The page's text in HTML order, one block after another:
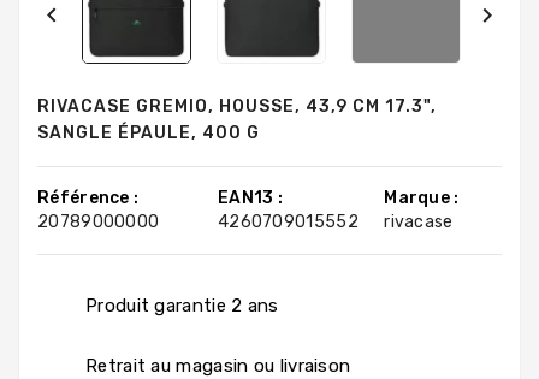
 
RIVACASE GREMIO, HOUSSE, 43,9 CM 17.3",
SANGLE ÉPAULE, 400 G
Référence :
20789000000
EAN13 :
4260709015552
Marque :
rivacase
Produit garantie 2 ans
Retrait au magasin ou livraison